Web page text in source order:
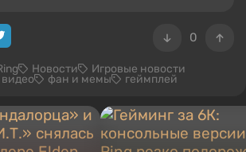
0
Новости Игровые новости
видео фан и мемы геймплей